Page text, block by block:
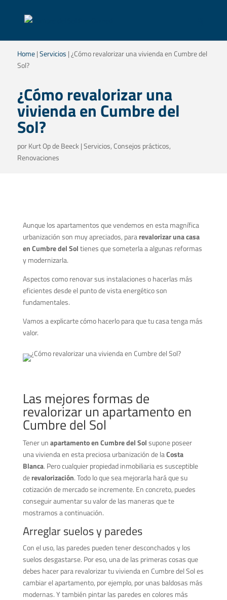
Home|Servicios |¿Cómo revalorizar una vivienda en Cumbre del
Sol?
¿Cómo revalorizar una
vivienda en Cumbre del
Sol?
porKurt Op de Beeck |Servicios, Consejos prácticos,
Renovaciones
Aunque los apartamentos que vendemos en esta magnífica
urbanización son muy apreciados, pararevalorizar una casa
en Cumbre del Soltienes que someterla a algunas reformas
y modernizarla.
Aspectos como renovar sus instalaciones o hacerlas más
eficientes desde el punto de vista energético son
fundamentales.
Vamos a explicarte cómo hacerlo para que tu casa tenga más
valor.
Las mejores formas de
revalorizar un apartamento en
Cumbre del Sol
Tener unapartamento en Cumbre del Solsupone poseer
una vivienda en esta preciosa urbanización de laCosta
Blanca. Pero cualquier propiedad inmobiliaria es susceptible
derevalorización. Todo lo que sea mejorarla hará que su
cotización de mercado se incremente. En concreto, puedes
conseguir aumentar su valor de las maneras que te
mostramos a continuación.
Arreglar suelos y paredes
Con el uso, las paredes pueden tener desconchados y los
suelos desgastarse. Por eso, una de las primeras cosas que
debes hacer para revalorizar tu vivienda en Cumbre del Sol es
cambiar el apartamento, por ejemplo, por unas baldosas más
modernas. Y también pintar las paredes en colores más